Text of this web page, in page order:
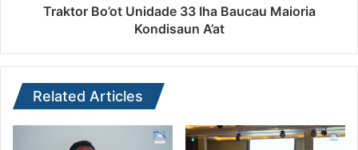
Traktor Bo’ot Unidade 33 Iha Baucau Maioria
Kondisaun A’at
Related Articles